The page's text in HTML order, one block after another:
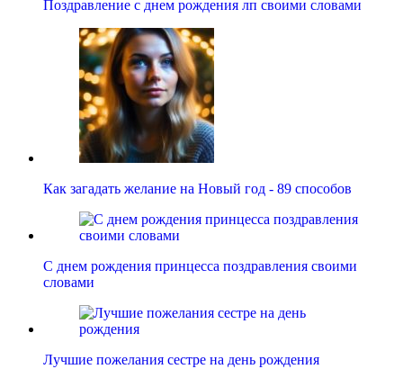
Поздравление с днем рождения лп своими словами
Как загадать желание на Новый год - 89 способов
С днем рождения принцесса поздравления своими
словами
Лучшие пожелания сестре на день рождения